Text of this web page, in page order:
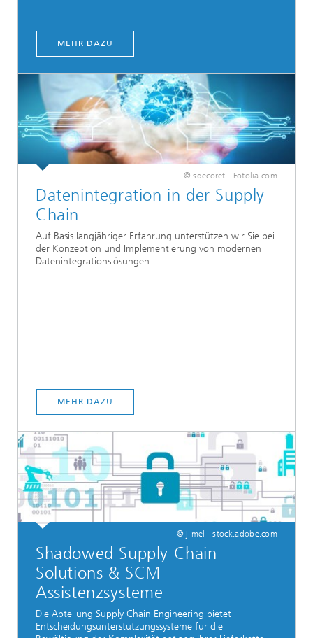
MEHR DAZU
© sdecoret - Fotolia.com
Datenintegration in der Supply
Chain
Auf Basis langjähriger Erfahrung unterstützen wir Sie bei
der Konzeption und Implementierung von modernen
Datenintegrationslösungen.
MEHR DAZU
© j-mel - stock.adobe.com
Shadowed Supply Chain
Solutions & SCM-
Assistenzsysteme
Die Abteilung Supply Chain Engineering bietet
Entscheidungsunterstützungssysteme für die